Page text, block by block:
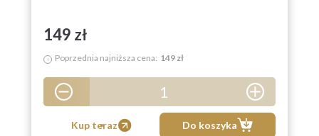
149 zł
i Poprzednia najniższa cena: 149 zł
1
5
Kup teraz Do koszyka